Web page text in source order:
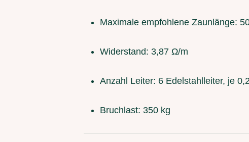
Maximale empfohlene Zaunlänge:
Widerstand: 3,87 Ω/m
Anzahl Leiter: 6 Edelstahlleiter, je
Bruchlast: 350 kg